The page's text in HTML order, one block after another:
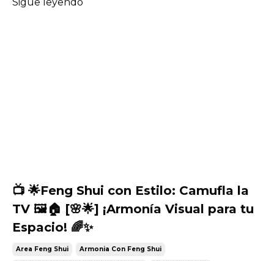
📺 🌟Feng Shui con Estilo: Camufla la
TV 🖼️🏠 [🌸🌟] ¡Armonía Visual para tu
Espacio! 🌈✨
Area Feng Shui Armonia Con Feng Shui